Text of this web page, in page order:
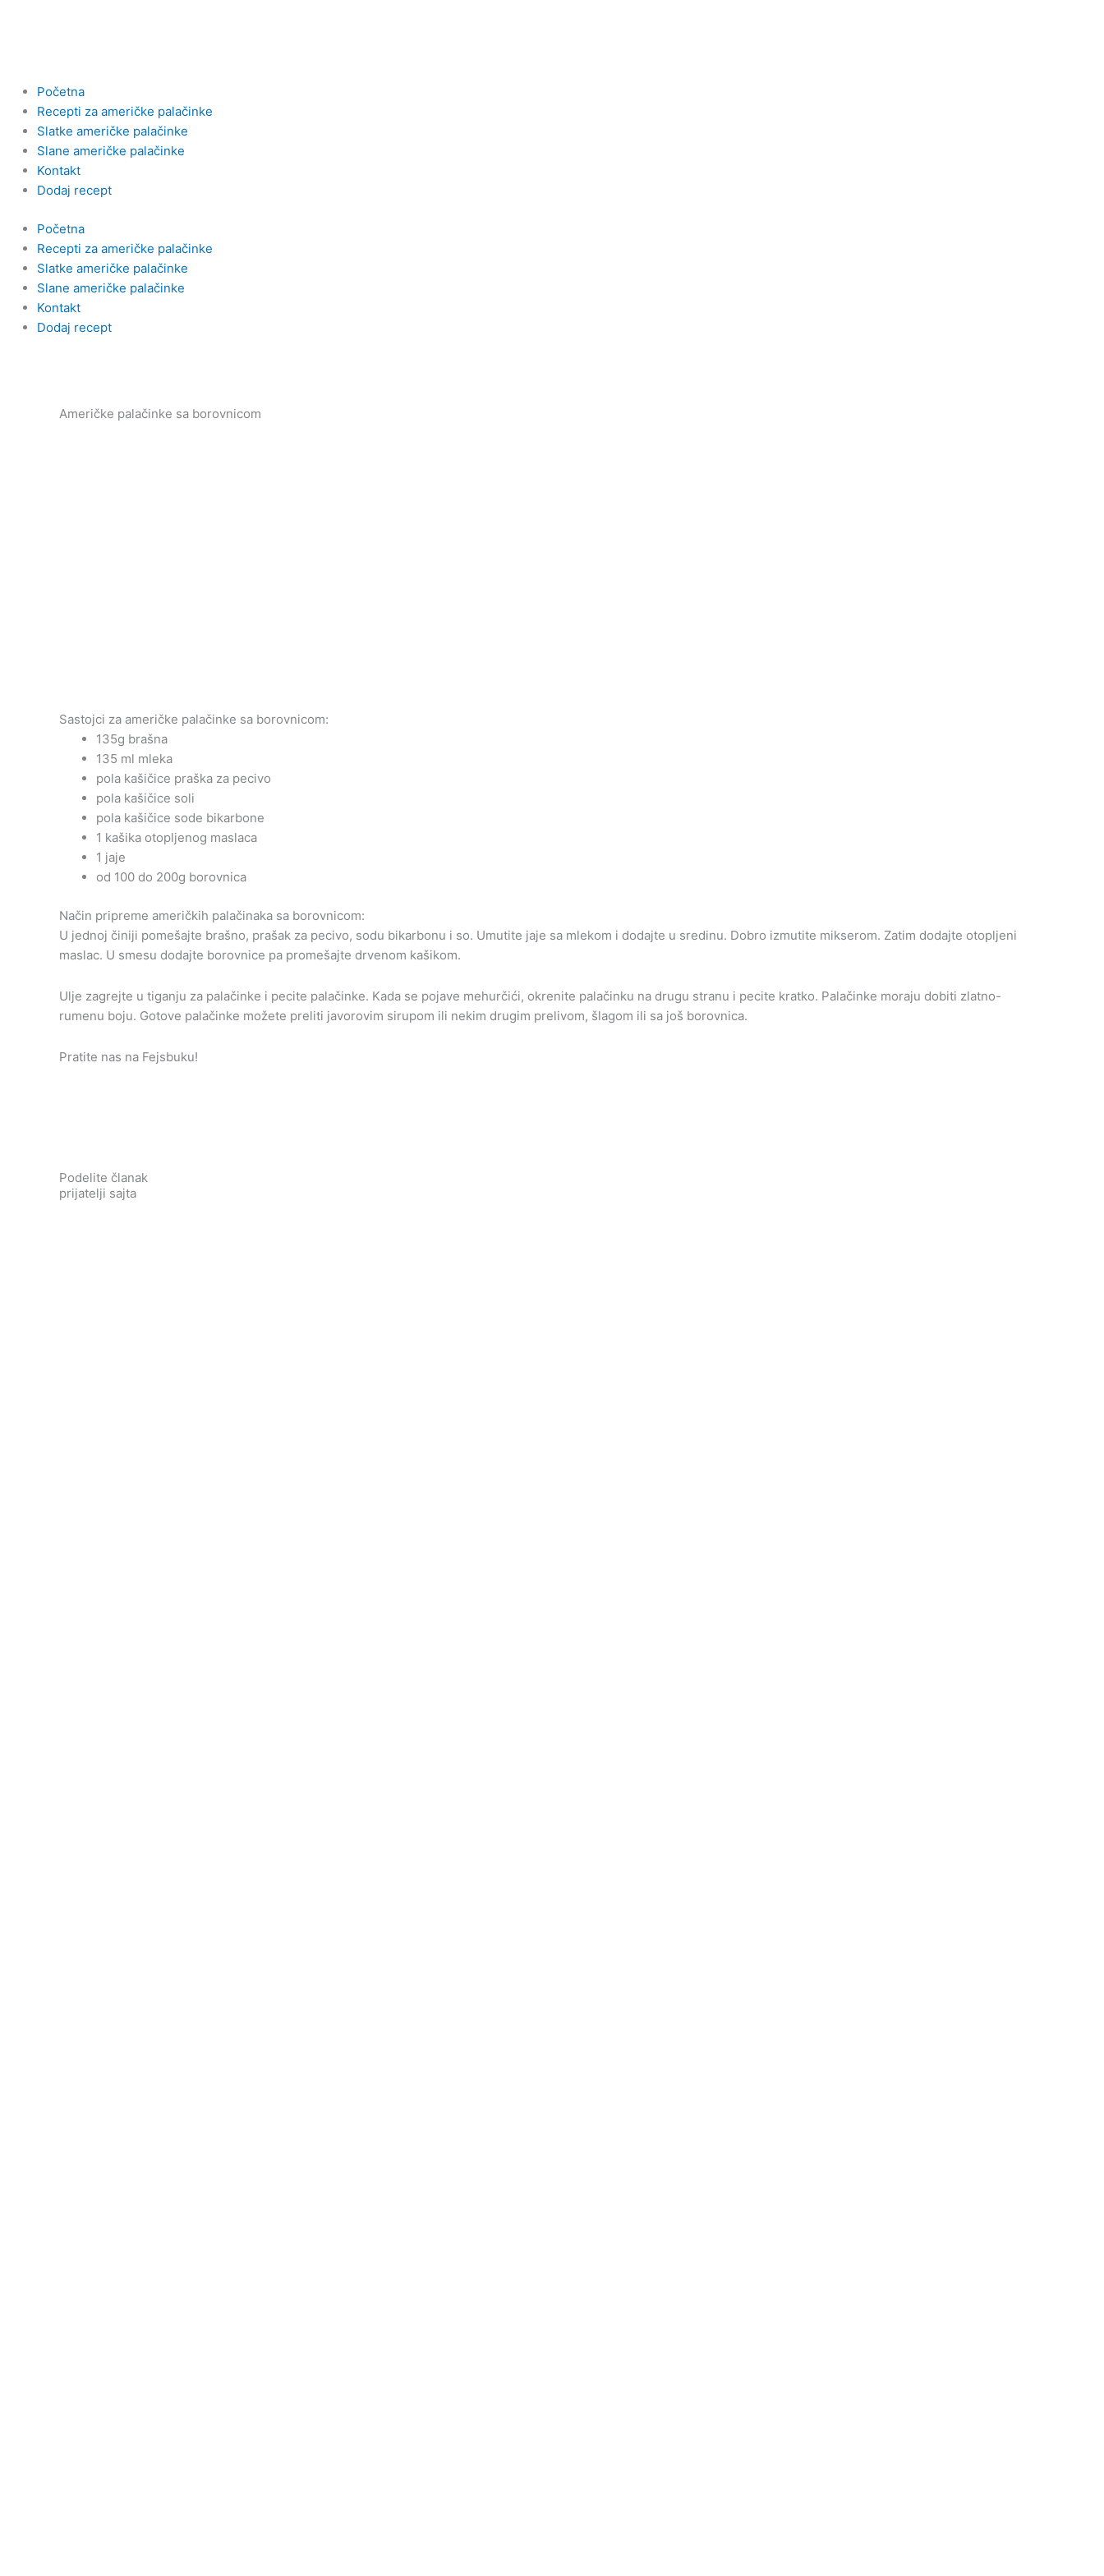
Početna
Recepti za američke palačinke
Slatke američke palačinke
Slane američke palačinke
Kontakt
Dodaj recept
Početna
Recepti za američke palačinke
Slatke američke palačinke
Slane američke palačinke
Kontakt
Dodaj recept
Američke palačinke sa borovnicom
Sastojci za američke palačinke sa borovnicom:
135g brašna
135 ml mleka
pola kašičice praška za pecivo
pola kašičice soli
pola kašičice sode bikarbone
1 kašika otopljenog maslaca
1 jaje
od 100 do 200g borovnica
Način pripreme američkih palačinaka sa borovnicom:
U jednoj činiji pomešajte brašno, prašak za pecivo, sodu bikarbonu i so. Umutite jaje sa mlekom i dodajte u sredinu. Dobro izmutite mikserom. Zatim dodajte otopljeni
maslac. U smesu dodajte borovnice pa promešajte drvenom kašikom.
Ulje zagrejte u tiganju za palačinke i pecite palačinke. Kada se pojave mehurčići, okrenite palačinku na drugu stranu i pecite kratko. Palačinke moraju dobiti zlatno-
rumenu boju. Gotove palačinke možete preliti javorovim sirupom ili nekim drugim prelivom, šlagom ili sa još borovnica.
Pratite nas na Fejsbuku!
Podelite članak
prijatelji sajta